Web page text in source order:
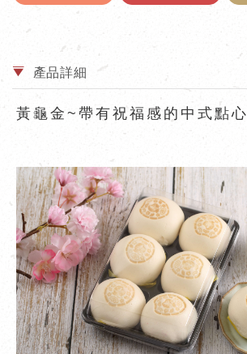
產品詳細
黃龜金~帶有祝福感的中式點心